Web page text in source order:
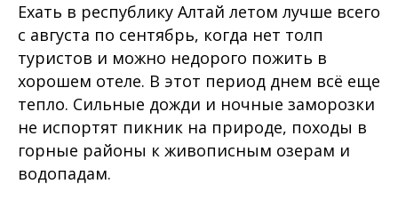
Ехать в республику Алтай летом лучше всего
с августа по сентябрь, когда нет толп
туристов и можно недорого пожить в
хорошем отеле. В этот период днем всё еще
тепло. Сильные дожди и ночные заморозки
не испортят пикник на природе, походы в
горные районы к живописным озерам и
водопадам.